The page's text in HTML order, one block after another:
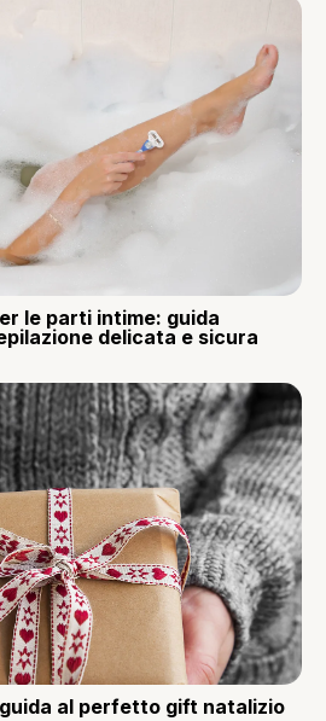
le parti intime: guida
delicata e sicura
al perfetto gift natalizio